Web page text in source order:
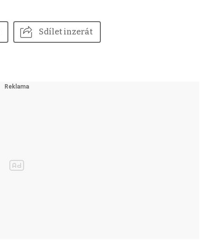
Sdílet inzerát